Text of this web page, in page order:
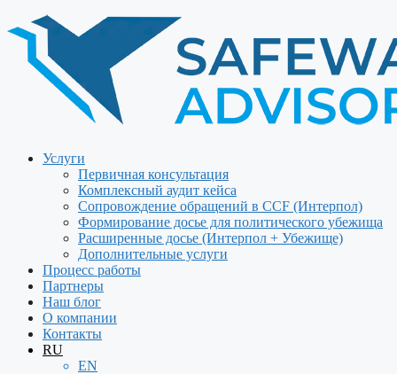
Услуги
Первичная консультация
Комплексный аудит кейса
Сопровождение обращений в CCF (Интерпол)
Формирование досье для политического убежища
Расширенные досье (Интерпол + Убежище)
Дополнительные услуги
Процесс работы
Партнеры
Наш блог
О компании
Контакты
RU
EN